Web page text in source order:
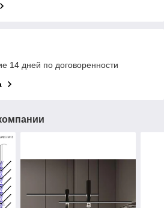
14 дней по договоренности